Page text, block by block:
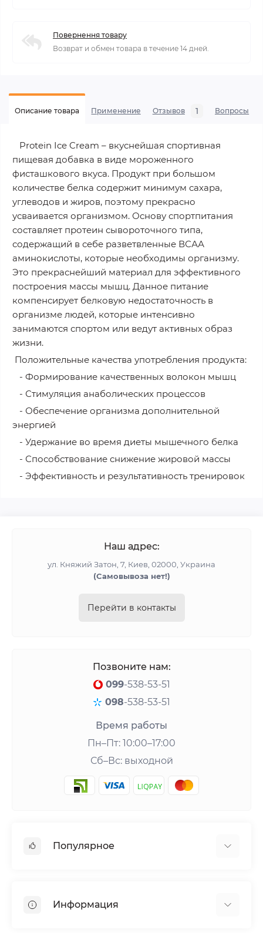
Повернення товару
Возврат и обмен товара в течение 14 дней.
Описание товара Применение Отзывов 1 Вопросы
Protein Ice Cream – вкуснейшая спортивная
пищевая добавка в виде мороженного
фисташкового вкуса. Продукт при большом
количестве белка содержит минимум сахара,
углеводов и жиров, поэтому прекрасно
усваивается организмом. Основу спортпитания
составляет протеин сывороточного типа,
содержащий в себе разветвленные ВСАА
аминокислоты, которые необходимы организму.
Это прекраснейший материал для эффективного
построения массы мышц. Данное питание
компенсирует белковую недостаточность в
организме людей, которые интенсивно
занимаются спортом или ведут активных образ
жизни.
Положительные качества употребления продукта:
- Формирование качественных волокон мышц
- Стимуляция анаболических процессов
- Обеспечение организма дополнительной
энергией
- Удержание во время диеты мышечного белка
- Способствование снижение жировой массы
- Эффективность и результативность тренировок
Наш адрес:
ул. Княжий Затон, 7, Киев, 02000, Украина
(Cамовывоза нет!)
Перейти в контакты
Позвоните нам:
099-538-53-51
098-538-53-51
Время работы
Пн–Пт: 10:00–17:00
Сб–Вс: выходной
Популярное
Гейнеры
Информация